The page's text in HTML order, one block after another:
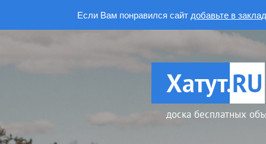
Если Вам понравился сайт добавьте в
Хатут.RU
доска бесплатных